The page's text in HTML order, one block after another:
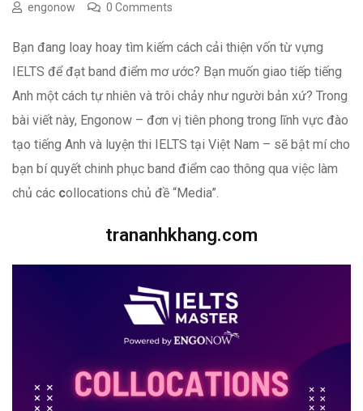
engonow 0 Comments
Bạn đang loay hoay tìm kiếm cách cải thiện vốn từ vựng
IELTS để đạt band điểm mơ ước? Bạn muốn giao tiếp tiếng
Anh một cách tự nhiên và trôi chảy như người bản xứ? Trong
bài viết này, Engonow – đơn vị tiên phong trong lĩnh vực đào
tạo tiếng Anh và luyện thi IELTS tại Việt Nam – sẽ bật mí cho
bạn bí quyết chinh phục band điểm cao thông qua việc làm
chủ các collocations chủ đề “Media”.
trananhkhang.com